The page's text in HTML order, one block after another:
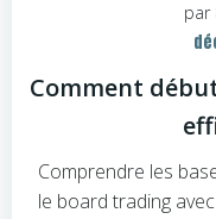
par
Comment
Comprendre les
le board trading